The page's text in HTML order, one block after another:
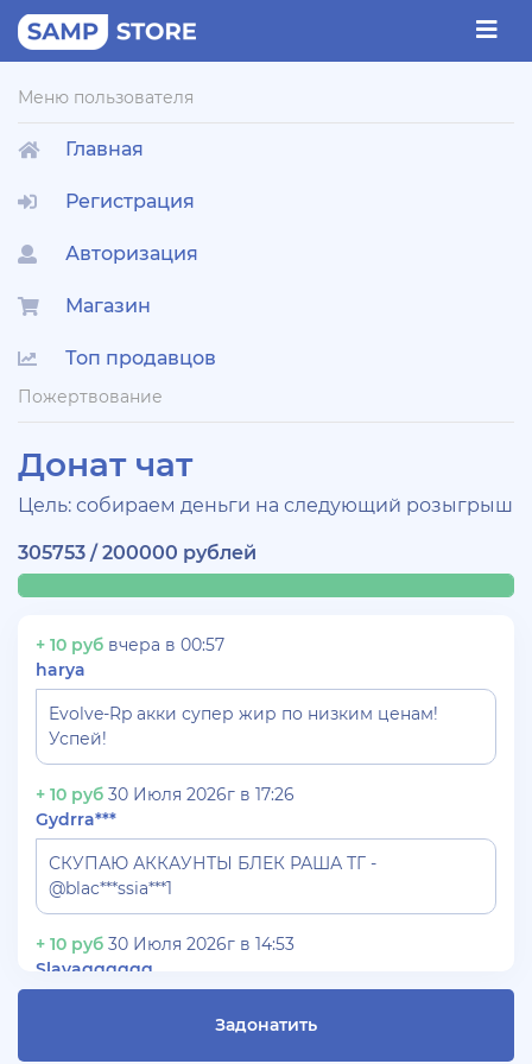
Меню пользователя
Главная
Регистрация
Авторизация
Магазин
Топ продавцов
Пожертвование
Донат чат
Цель: собираем деньги на следующий розыгрыш
305753 / 200000 рублей
+ 10 руб вчера в 00:57
harya
Evolve-Rp акки супер жир по низким ценам!
Успей!
+ 10 руб 30 Июля 2026г в 17:26
Gydrra***
СКУПАЮ АККАУНТЫ БЛЕК РАША ТГ -
@blac***ssia***1
+ 10 руб 30 Июля 2026г в 14:53
Slavagggggg
Задонатить